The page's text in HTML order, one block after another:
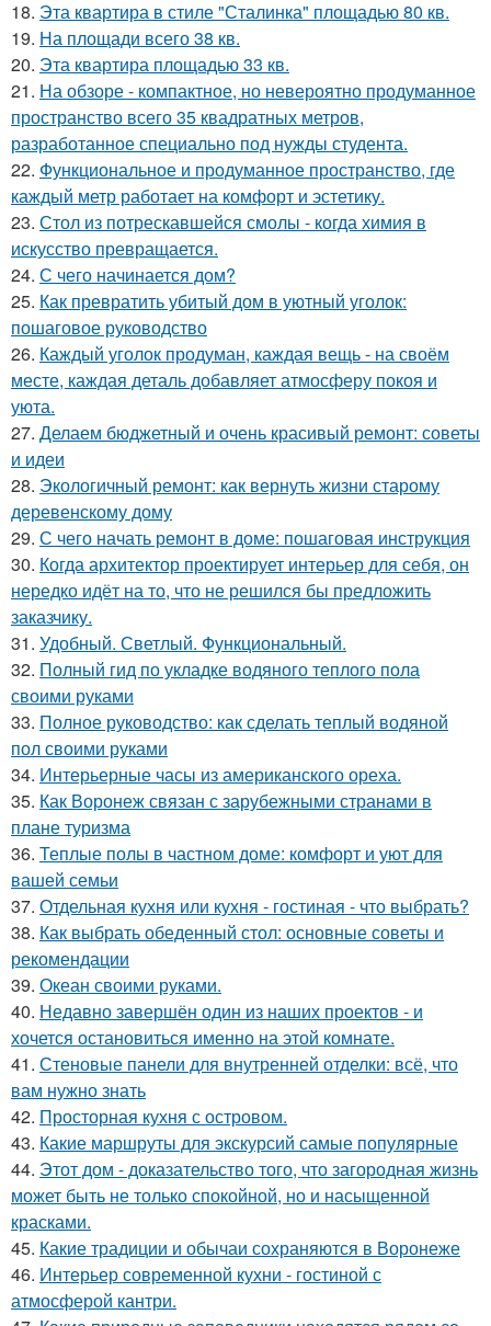
18. Эта квартира в стиле "Сталинка" площадью 80 кв.
19. На площади всего 38 кв.
20. Эта квартира площадью 33 кв.
21. На обзоре - компактное, но невероятно продуманное
пространство всего 35 квадратных метров,
разработанное специально под нужды студента.
22. Функциональное и продуманное пространство, где
каждый метр работает на комфорт и эстетику.
23. Стол из потрескавшейся смолы - когда химия в
искусство превращается.
24. С чего начинается дом?
25. Как превратить убитый дом в уютный уголок:
пошаговое руководство
26. Каждый уголок продуман, каждая вещь - на своём
месте, каждая деталь добавляет атмосферу покоя и
уюта.
27. Делаем бюджетный и очень красивый ремонт: советы
и идеи
28. Экологичный ремонт: как вернуть жизни старому
деревенскому дому
29. С чего начать ремонт в доме: пошаговая инструкция
30. Когда архитектор проектирует интерьер для себя, он
нередко идёт на то, что не решился бы предложить
заказчику.
31. Удобный. Светлый. Функциональный.
32. Полный гид по укладке водяного теплого пола
своими руками
33. Полное руководство: как сделать теплый водяной
пол своими руками
34. Интерьерные часы из американского ореха.
35. Как Воронеж связан с зарубежными странами в
плане туризма
36. Теплые полы в частном доме: комфорт и уют для
вашей семьи
37. Отдельная кухня или кухня - гостиная - что выбрать?
38. Как выбрать обеденный стол: основные советы и
рекомендации
39. Океан своими руками.
40. Недавно завершён один из наших проектов - и
хочется остановиться именно на этой комнате.
41. Стеновые панели для внутренней отделки: всё, что
вам нужно знать
42. Просторная кухня с островом.
43. Какие маршруты для экскурсий самые популярные
44. Этот дом - доказательство того, что загородная жизнь
может быть не только спокойной, но и насыщенной
красками.
45. Какие традиции и обычаи сохраняются в Воронеже
46. Интерьер современной кухни - гостиной с
атмосферой кантри.